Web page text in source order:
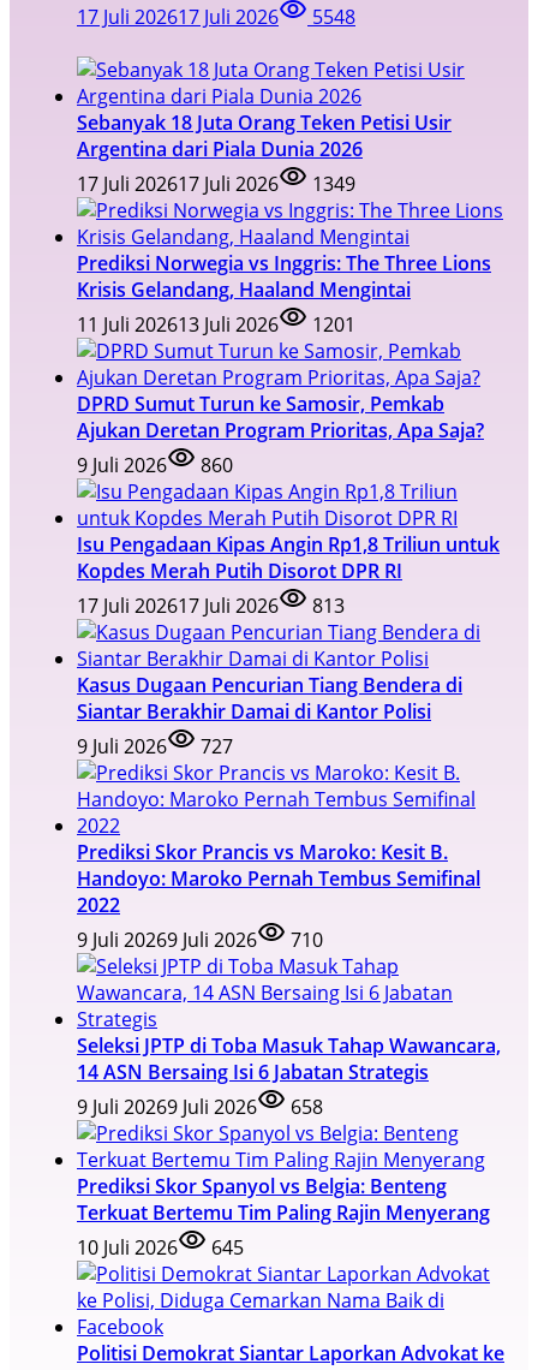
17 Juli 202617 Juli 2026 5548
Sebanyak 18 Juta Orang Teken Petisi Usir
Argentina dari Piala Dunia 2026
17 Juli 202617 Juli 2026 1349
Prediksi Norwegia vs Inggris: The Three Lions
Krisis Gelandang, Haaland Mengintai
11 Juli 202613 Juli 2026 1201
DPRD Sumut Turun ke Samosir, Pemkab
Ajukan Deretan Program Prioritas, Apa Saja?
9 Juli 2026
860
Isu Pengadaan Kipas Angin Rp1,8 Triliun untuk
Kopdes Merah Putih Disorot DPR RI
17 Juli 202617 Juli 2026 813
Kasus Dugaan Pencurian Tiang Bendera di
Siantar Berakhir Damai di Kantor Polisi
9 Juli 2026
727
Prediksi Skor Prancis vs Maroko: Kesit B.
Handoyo: Maroko Pernah Tembus Semifinal
2022
9 Juli 20269 Juli 2026 710
Seleksi JPTP di Toba Masuk Tahap Wawancara,
14 ASN Bersaing Isi 6 Jabatan Strategis
9 Juli 20269 Juli 2026 658
Prediksi Skor Spanyol vs Belgia: Benteng
Terkuat Bertemu Tim Paling Rajin Menyerang
10 Juli 2026
645
Politisi Demokrat Siantar Laporkan Advokat ke